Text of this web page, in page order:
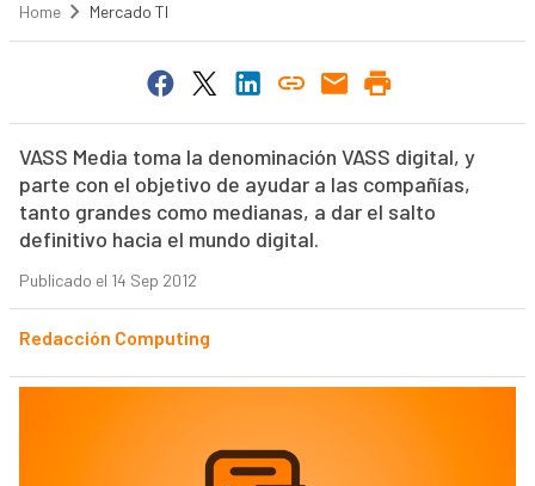
Home Mercado TI
VASS Media toma la denominación VASS digital, y
parte con el objetivo de ayudar a las compañías,
tanto grandes como medianas, a dar el salto
definitivo hacia el mundo digital.
Publicado el 14 Sep 2012
Redacción Computing